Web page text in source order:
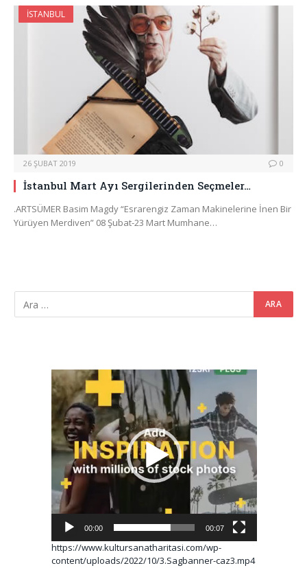
İSTANBUL
26 ŞUBAT 2019 0
İstanbul Mart Ayı Sergilerinden Seçmeler…
.ARTSÜMER Basim Magdy “Esrarengiz Zaman Makinelerine İnen Bir
Yürüyen Merdiven” 08 Şubat-23 Mart Mumhane…
Video
oynatıcı
00:00 00:07
https://www.kultursanatharitasi.com/wp-
content/uploads/2022/10/3.Sagbanner-caz3.mp4